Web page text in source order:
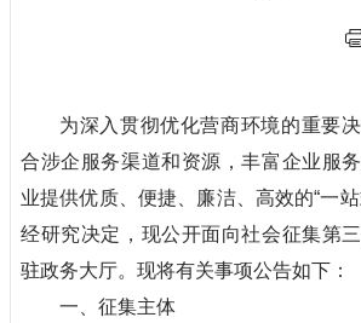
为深入贯彻优化营商环境的重要
合涉企服务渠道和资源，丰富企业服
业提供优质、便捷、廉洁、高效的“一站
经研究决定，现公开面向社会征集第
驻政务大厅。现将有关事项公告如下：
一、征集主体